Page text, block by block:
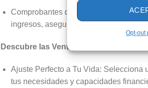
Opt-out
Comprobantes de Ingresos:
ingresos, asegurando así un proceso
Descubre las Ventajas de Nuestro
Ajuste Perfecto a Tu Vida: Selecciona
tus necesidades y capacidades